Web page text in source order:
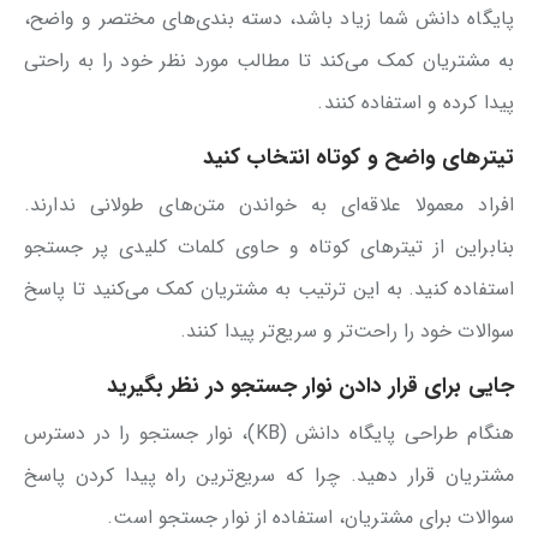
پایگاه دانش شما زیاد باشد، دسته بندی‌های مختصر و واضح،
به مشتریان کمک می‌کند تا مطالب مورد نظر خود را به راحتی
پیدا کرده و استفاده کنند.
تیترهای واضح و کوتاه انتخاب کنید
افراد معمولا علاقه‌ای به خواندن متن‌های طولانی ندارند.
بنابراین از تیترهای کوتاه و حاوی کلمات کلیدی پر جستجو
استفاده کنید. به این ترتیب به مشتریان کمک می‌کنید تا پاسخ
سوالات خود را راحت‌تر و سریع‌تر پیدا کنند.
جایی برای قرار دادن نوار جستجو در نظر بگیرید
هنگام طراحی پایگاه دانش (KB)، نوار جستجو را در دسترس
مشتریان قرار دهید. چرا که سریع‌ترین راه پیدا کردن پاسخ
سوالات برای مشتریان، استفاده از نوار جستجو است.